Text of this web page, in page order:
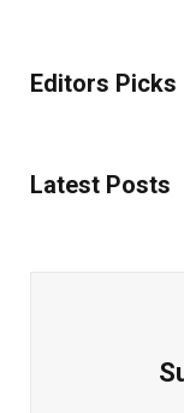
Editors Picks
Latest Posts